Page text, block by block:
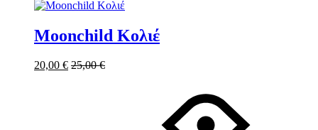
Moonchild Κολιέ
20,00 € 25,00€